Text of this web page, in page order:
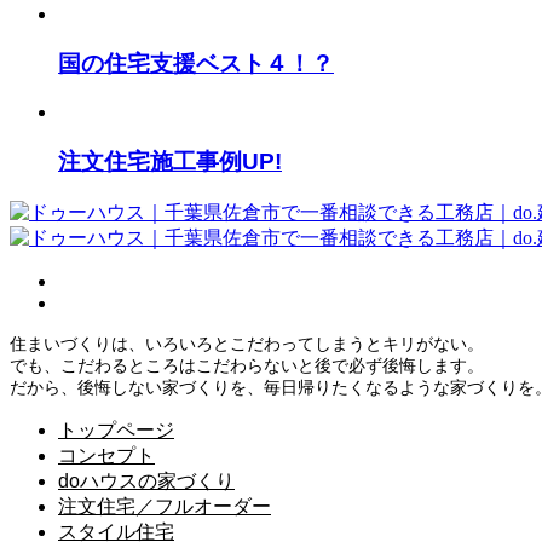
国の住宅支援ベスト４！？
注文住宅施工事例UP!
住まいづくりは、いろいろとこだわってしまうとキリがない。
でも、こだわるところはこだわらないと後で必ず後悔します。
だから、後悔しない家づくりを、毎日帰りたくなるような家づくりを
トップページ
コンセプト
doハウスの家づくり
注文住宅／フルオーダー
スタイル住宅